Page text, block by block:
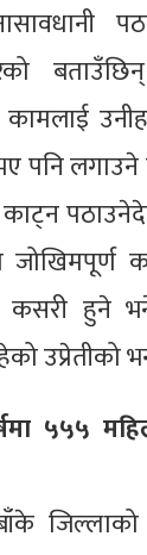
पनि लगाउने
जोखिमपूर्ण
कसरी हुने
उप्रेतीको
५५५
जिल्लाको